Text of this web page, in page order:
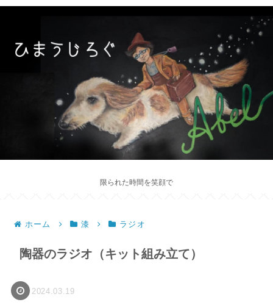
限られた時間を笑顔で
ホーム 漆 ラジオ
陶器のラジオ（キット組み立て）
2024.03.19